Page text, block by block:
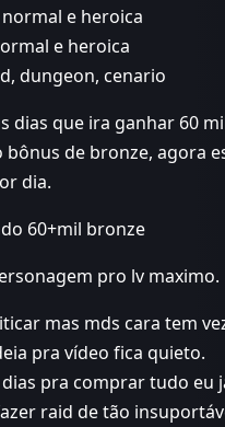
e heroica
e heroica
dungeon, cenario
dias que ira ganhar 60
bônus de bronze, agora
dia.
60+mil bronze
pro lv maximo.
mas mds cara tem
pra vídeo fica quieto.
pra comprar tudo eu
raid de tão